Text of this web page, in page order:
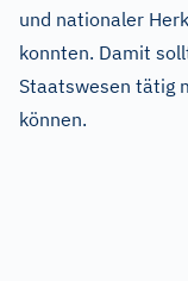
und nationaler
konnten. Damit
Staatswesen tätig
können.